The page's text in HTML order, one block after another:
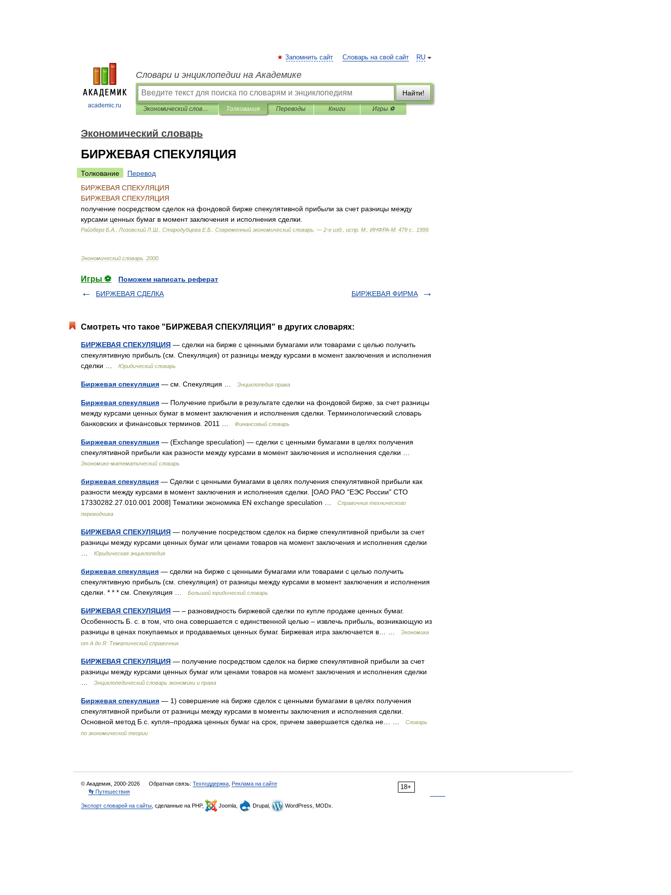
academic.ru
RU
Запомнить сайт Словарь на свой сайт
Словари и энциклопедии на Академике
Найти!
Экономический словарь Толкования Переводы Книги Игры ⚽
Экономический словарь
БИРЖЕВАЯ СПЕКУЛЯЦИЯ
Толкование
Перевод
БИРЖЕВАЯ СПЕКУЛЯЦИЯ
БИРЖЕВАЯ СПЕКУЛЯЦИЯ
получение посредством сделок на фондовой бирже спекулятивной прибыли за счет разницы между
курсами ценных бумаг в момент заключения и исполнения сделки
Райзберг Б А Лозовский Л Ш Стародубцева Е.Б Современный экономический словарь . — 2-е изд испр М : ИНФРА-М 479 с 1999
Экономический словарь 2000
Игры ⚽
Поможем написать реферат
БИРЖЕВАЯ СДЕЛКА
БИРЖЕВАЯ ФИРМА
Смотреть что такое "БИРЖЕВАЯ СПЕКУЛЯЦИЯ" в других словарях:
БИРЖЕВАЯ СПЕКУЛЯЦИЯ — сделки на бирже с ценными бумагами или товарами с целью получить
спекулятивную прибыль (см. Спекуляция) от разницы между курсами в момент заключения и исполнения
сделки …
Юридический словарь
Биржевая спекуляция — см. Спекуляция … Энциклопедия права
Биржевая спекуляция — Получение прибыли в результате сделки на фондовой бирже, за счет разницы
между курсами ценных бумаг в момент заключения и исполнения сделки. Терминологический словарь
банковских и финансовых терминов. 2011 …
Финансовый словарь
Биржевая спекуляция — (Exchange speculation) — сделки с ценными бумагами в целях получения
спекулятивной прибыли как разности между курсами в момент заключения и исполнения сделки …
Экономико-математический словарь
биржевая спекуляция — Сделки с ценными бумагами в целях получения спекулятивной прибыли как
разности между курсами в момент заключения и исполнения сделки. [ОАО РАО "ЕЭС России" СТО
17330282.27.010.001 2008] Тематики экономика EN exchange speculation …
Справочник технического
переводчика
БИРЖЕВАЯ СПЕКУЛЯЦИЯ — получение посредством сделок на бирже спекулятивной прибыли за счет
разницы между курсами ценных бумаг или ценами товаров на момент заключения и исполнения сделки
Юридическая энциклопедия
биржевая спекуляция — сделки на бирже с ценными бумагами или товарами с целью получить
спекулятивную прибыль (см. спекуляция) от разницы между курсами в момент заключения и исполнения
сделки. * * * см. Спекуляция …
Большой юридический словарь
БИРЖЕВАЯ СПЕКУЛЯЦИЯ — – разновидность биржевой сделки по купле продаже ценных бумаг.
Особенность Б. с. в том, что она совершается с единственной целью – извлечь прибыль, возникающую из
разницы в ценах покупаемых и продаваемых ценных бумаг. Биржевая игра заключается в… …
Экономика
от А до Я: Тематический справочник
БИРЖЕВАЯ СПЕКУЛЯЦИЯ — получение посредством сделок на бирже спекулятивной прибыли за счет
разницы между курсами ценных бумаг или ценами товаров на момент заключения и исполнения сделки
Энциклопедический словарь экономики и права
Биржевая спекуляция — 1) совершение на бирже сделок с ценными бумагами в целях получения
спекулятивной прибыли от разницы между курсами в моменты заключения и исполнения сделки.
Основной метод Б.с. купля–продажа ценных бумаг на срок, причем завершается сделка не… …
Словарь
по экономической теории
18+
© Академик, 2000-2026 Обратная связь: Техподдержка Реклама на сайте
👣 Путешествия
Экспорт словарей на сайты , сделанные на PHP, Joomla, Drupal, WordPress, MODx.